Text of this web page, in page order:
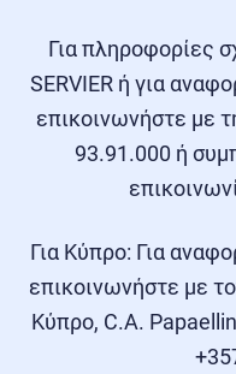
Για πληροφορίες
SERVIER ή για
επικοινωνήστε με
93.91.000 ή
Για Κύπρο: Για
επικοινωνήστε με
Κύπρο, C.A.